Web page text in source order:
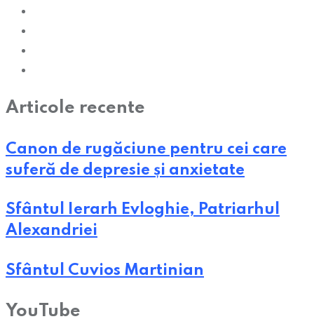
Articole recente
Canon de rugăciune pentru cei care
suferă de depresie și anxietate
Sfântul Ierarh Evloghie, Patriarhul
Alexandriei
Sfântul Cuvios Martinian
YouTube